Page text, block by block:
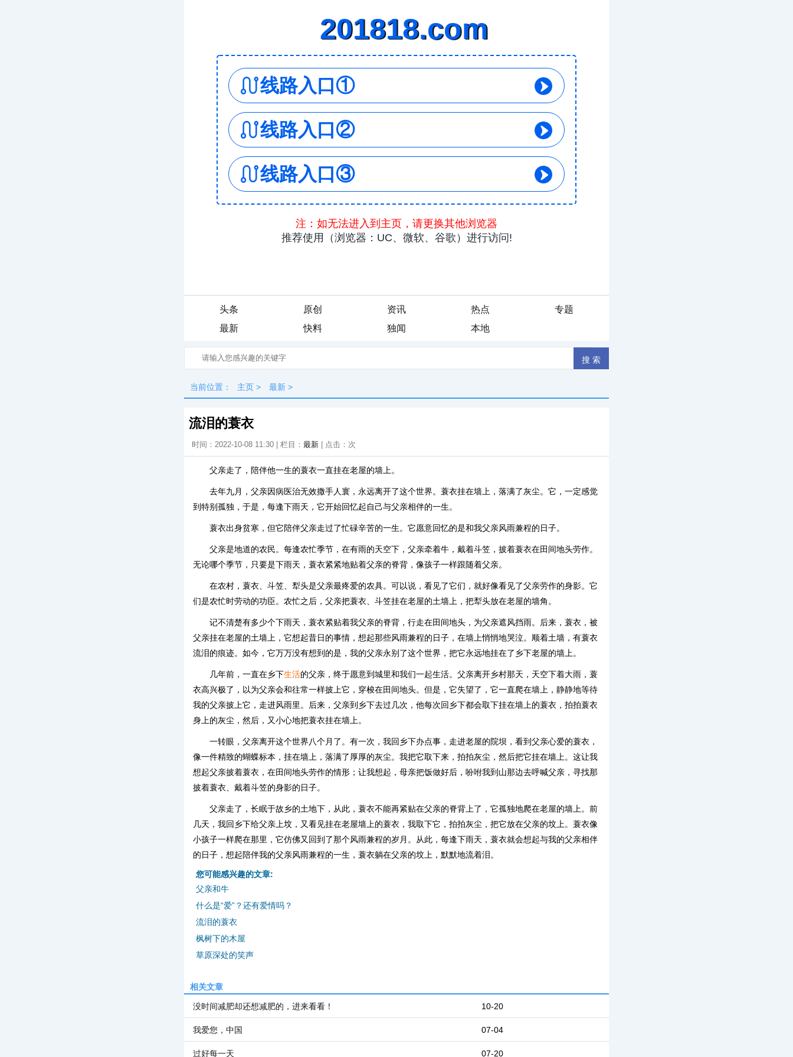
头条 原创 资讯 热点
专题
最新
快料 独闻 本地
当前位置： 主页 > 最新 >
流泪的蓑衣
时间：2022-10-08 11:30 | 栏目： 最新 | 点击： 次
父亲走了，陪伴他一生的蓑衣一直挂在老屋的墙上。
去年九月，父亲因病医治无效撒手人寰，永远离开了这个世界。蓑衣挂在墙上，落满了灰尘。它，一定感觉
到特别孤独，于是，每逢下雨天，它开始回忆起自己与父亲相伴的一生。
蓑衣出身贫寒，但它陪伴父亲走过了忙碌辛苦的一生。它愿意回忆的是和我父亲风雨兼程的日子。
父亲是地道的农民。每逢农忙季节，在有雨的天空下，父亲牵着牛，戴着斗笠，披着蓑衣在田间地头劳作。
无论哪个季节，只要是下雨天，蓑衣紧紧地贴着父亲的脊背，像孩子一样跟随着父亲。
在农村，蓑衣、斗笠、犁头是父亲最疼爱的农具。可以说，看见了它们，就好像看见了父亲劳作的身影。它
们是农忙时劳动的功臣。农忙之后，父亲把蓑衣、斗笠挂在老屋的土墙上，把犁头放在老屋的墙角。
记不清楚有多少个下雨天，蓑衣紧贴着我父亲的脊背，行走在田间地头，为父亲遮风挡雨。后来，蓑衣，被
父亲挂在老屋的土墙上，它想起昔日的事情，想起那些风雨兼程的日子，在墙上悄悄地哭泣。顺着土墙，有蓑衣
流泪的痕迹。如今，它万万没有想到的是，我的父亲永别了这个世界，把它永远地挂在了乡下老屋的墙上。
几年前，一直在乡下生活的父亲，终于愿意到城里和我们一起生活。父亲离开乡村那天，天空下着大雨，蓑
衣高兴极了，以为父亲会和往常一样披上它，穿梭在田间地头。但是，它失望了，它一直爬在墙上，静静地等待
我的父亲披上它，走进风雨里。后来，父亲到乡下去过几次，他每次回乡下都会取下挂在墙上的蓑衣，拍拍蓑衣
身上的灰尘，然后，又小心地把蓑衣挂在墙上。
一转眼，父亲离开这个世界八个月了。有一次，我回乡下办点事，走进老屋的院坝，看到父亲心爱的蓑衣，
像一件精致的蝴蝶标本，挂在墙上，落满了厚厚的灰尘。我把它取下来，拍拍灰尘，然后把它挂在墙上。这让我
想起父亲披着蓑衣，在田间地头劳作的情形；让我想起，母亲把饭做好后，吩咐我到山那边去呼喊父亲，寻找那
披着蓑衣、戴着斗笠的身影的日子。
父亲走了，长眠于故乡的土地下，从此，蓑衣不能再紧贴在父亲的脊背上了，它孤独地爬在老屋的墙上。前
几天，我回乡下给父亲上坟，又看见挂在老屋墙上的蓑衣，我取下它，拍拍灰尘，把它放在父亲的坟上。蓑衣像
小孩子一样爬在那里，它仿佛又回到了那个风雨兼程的岁月。从此，每逢下雨天，蓑衣就会想起与我的父亲相伴
的日子，想起陪伴我的父亲风雨兼程的一生，蓑衣躺在父亲的坟上，默默地流着泪。
您可能感兴趣的文章:
父亲和牛
什么是“爱”？还有爱情吗？
流泪的蓑衣
枫树下的木屋
草原深处的笑声
相关文章
10-20
没时间减肥却还想减肥的，进来看看！
07-04
我爱您，中国
07-20
过好每一天